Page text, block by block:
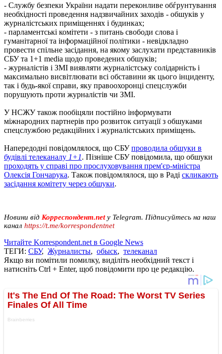
- Службу безпеки України надати переконливе обѓрунтування
необхідності проведення надзвичайних заходів - обшуків у
журналістських приміщеннях і будинках;
- парламентські комітети - з питань свободи слова і
гуманітарної та інформаційної політики - невідкладно
провести спільне засідання, на якому заслухати представників
СБУ та 1+1 media щодо проведених обшуків;
- журналістів і ЗМІ виявляти журналістську солідарність і
максимально висвітлювати всі обставини як цього інциденту,
так і будь-якої справи, яку правоохоронці спецслужби
порушують проти журналістів чи ЗМІ.
У НСЖУ також пообіцяли постійно інформувати
міжнародних партнерів про розвиток ситуації з обшуками
спецслужбою редакційних і журналістських приміщень.
Напередодні повідомлялося, що СБУпроводила обшуки в
будівлі телеканалу 1+1. Пізніше СБУ повідомила, що обшуки
проходять у справі про прослуховування прем'єр-міністра
Олексія Гончарука. Також повідомлялося, що в Раді скликають
засідання комітету через обшуки.
Новини від Корреспондент.net у Telegram. Підписуйтесь на наш
канал https://t.me/korrespondentnet
Читайте Korrespondent.net в Google News
ТЕГИ: СБУ, Журналисты, обыск, телеканал
Якщо ви помітили помилку, виділіть необхідний текст і
натисніть Ctrl + Enter, щоб повідомити про це редакцію.